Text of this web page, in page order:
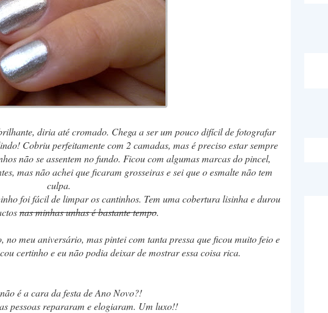
diria até cromado. Chega a ser um pouco difícil de fotografar
Cobriu perfeitamente com 2 camadas, mas é preciso estar sempre
não se assentem no fundo. Ficou com algumas marcas do pincel,
mas não achei que ficaram grosseiras e sei que o esmalte não tem
culpa.
foi fácil de limpar os cantinhos. Tem uma cobertura lisinha e durou
nas minhas unhas é bastante tempo.
no meu aniversário, mas pintei com tanta pressa que ficou muito feio e
certinho e eu não podia deixar de mostrar essa coisa rica.
é a cara da festa de Ano Novo?!
pessoas repararam e elogiaram. Um luxo!!